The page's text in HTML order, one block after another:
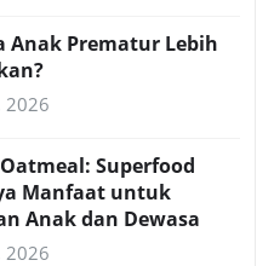
Anak Prematur Lebih
2026
Superfood
Manfaat untuk
Anak dan Dewasa
2026